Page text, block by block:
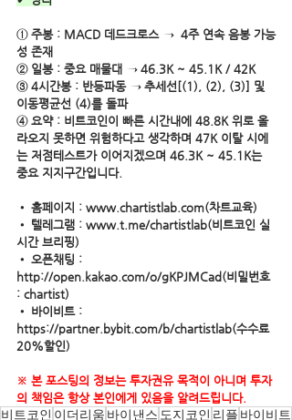
① 주봉 : MACD 데드크로스 →  4주 연속 음봉 가능
성 존재
② 일봉 : 중요 매물대 → 46.3K ~ 45.1K / 42K
③ 4시간봉 : 반등파동 → 추세선[(1), (2), (3)] 및
이동평균선 (4)를 돌파
④ 요약 : 비트코인이 빠른 시간내에 48.8K 위로 올
라오지 못하면 위험하다고 생각하며 47K 이탈 시에
는 저점테스트가 이어지겠으며 46.3K ~ 45.1K는
중요 지지구간입니다.
• 홈페이지 : www.chartistlab.com(차트교육)
• 텔레그램 : www.t.me/chartistlab(비트코인 실
시간 브리핑)
• 오픈채팅 :
http://open.kakao.com/o/gKPJMCad(비밀번호
: chartist)
• 바이비트 :
https://partner.bybit.com/b/chartistlab(수수료
20%할인)
※ 본 포스팅의 정보는 투자권유 목적이 아니며 투자
의 책임은 항상 본인에게 있음을 알려드립니다.
비트코인 이더리움 바이낸스 도지코인 리플 바이비트